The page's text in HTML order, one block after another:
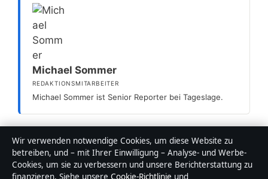
Michael Sommer
REDAKTIONSMITARBEITER
Michael Sommer ist Senior Reporter bei Tageslage.
Kategorien
Technik
Hubert Fella: Alles zu Krankheit,
Wir verwenden notwendige Cookies, um diese Website zu
betreiben, und – mit Ihrer Einwilligung – Analyse- und Werbe-
Cookies, um sie zu verbessern und unsere Berichterstattung zu
finanzieren. Siehe unsere Cookie-Richtlinie und